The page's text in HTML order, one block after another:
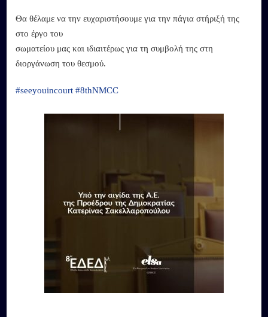
Θα θέλαμε να την ευχαριστήσουμε για την πάγια στήριξή της
στο έργο του
σωματείου μας και ιδιαιτέρως για τη συμβολή της στη
διοργάνωση του θεσμού.
#seeyouincourt #8thNMCC